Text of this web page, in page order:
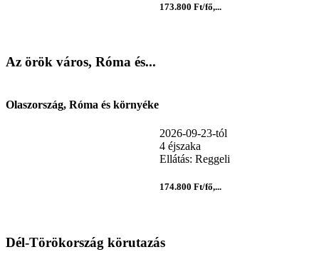
173.800 Ft/fő,...
Az örök város, Róma és...
Olaszország, Róma és környéke
2026-09-23-tól
4 éjszaka
Ellátás: Reggeli
174.800 Ft/fő,...
Dél-Törökország körutazás